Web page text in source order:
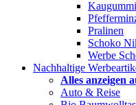
Kaugummi
Pralinen
Schoko
Werbe
Nachhaltige
Alles anzeigen
Auto & Reise